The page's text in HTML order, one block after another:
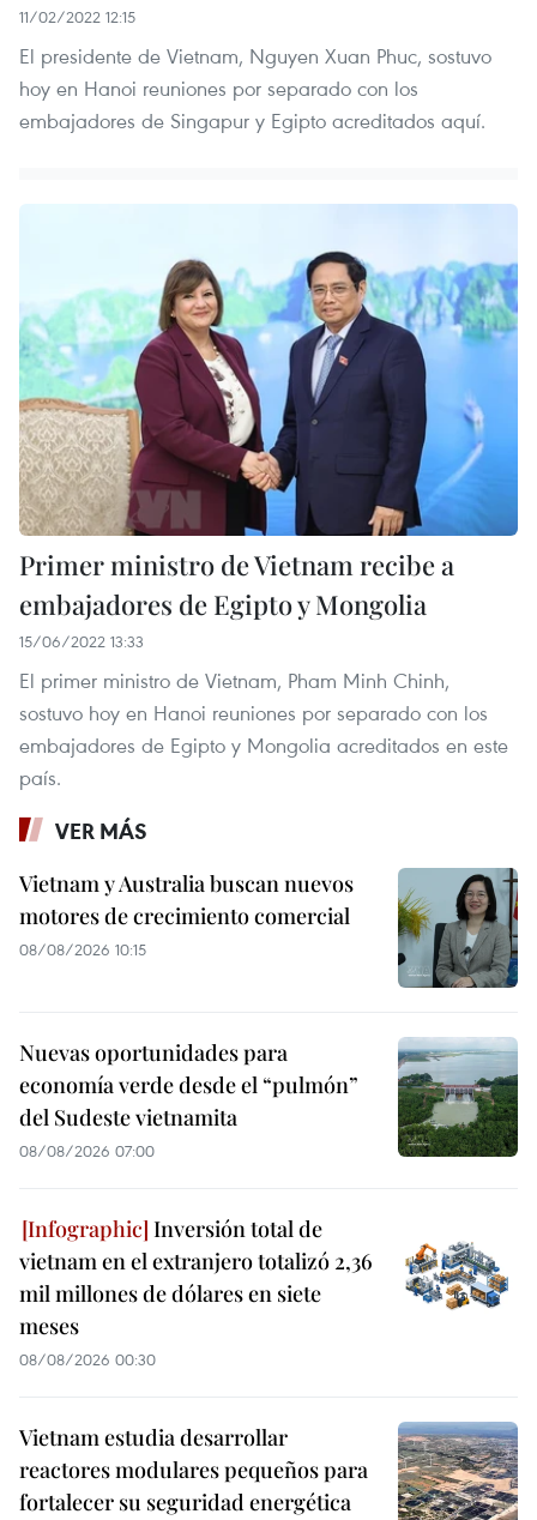
11/02/2022 12:15
El presidente de Vietnam, Nguyen Xuan Phuc, sostuvo
hoy en Hanoi reuniones por separado con los
embajadores de Singapur y Egipto acreditados aquí.
Primer ministro de Vietnam recibe a
embajadores de Egipto y Mongolia
15/06/2022 13:33
El primer ministro de Vietnam, Pham Minh Chinh,
sostuvo hoy en Hanoi reuniones por separado con los
embajadores de Egipto y Mongolia acreditados en este
país.
VER MÁS
Vietnam y Australia buscan nuevos
motores de crecimiento comercial
08/08/2026 10:15
Nuevas oportunidades para
economía verde desde el “pulmón”
del Sudeste vietnamita
08/08/2026 07:00
Inversión total de
vietnam en el extranjero totalizó 2,36
mil millones de dólares en siete
meses
08/08/2026 00:30
Vietnam estudia desarrollar
reactores modulares pequeños para
fortalecer su seguridad energética